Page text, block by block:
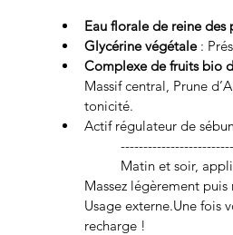
Eau florale de reine des
Glycérine végétale :
Complexe de fruits bio
Massif central, Prune
tonicité.
Actif régulateur de
Massez légèrement
Usage externe.Une fois
recharge !